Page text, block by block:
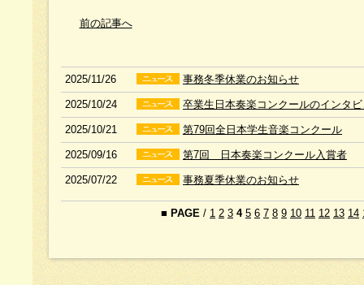
前の記事へ
2025/11/26 事務冬季休業のお知らせ
2025/10/24 卒業生日本奏楽コンクールのインタ
2025/10/21 第79回全日本学生音楽コンクール
2025/09/16 第7回 日本奏楽コンクール入賞者
2025/07/22 事務夏季休業のお知らせ
■ PAGE / 1 2 3 4 5 6 7 8 9 10 11 12 13 14